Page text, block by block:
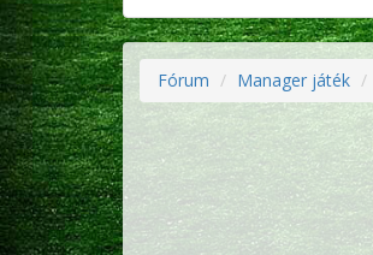
Fórum Manager játék